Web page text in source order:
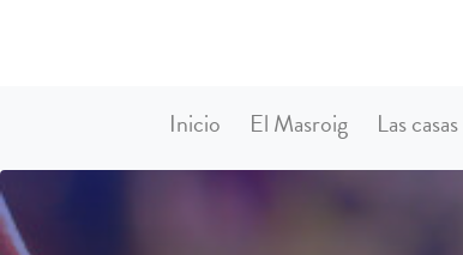
Inicio El Masroig Las casas